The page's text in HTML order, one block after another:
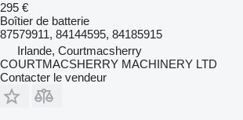
295 €
Boîtier de batterie
87579911, 84144595, 84185915
Irlande, Courtmacsherry
COURTMACSHERRY MACHINERY LTD
Contacter le vendeur